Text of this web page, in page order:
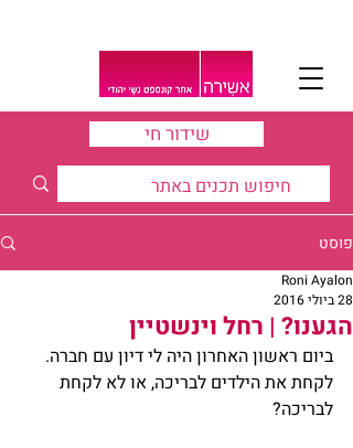
שידור חי
פוסט
הגענו? | רחל וינשטיין
Roni Ayalon
28 ביולי 2016
ביום ראשון האחרון היה לי דיון עם חברה.
לקחת את הילדים לבריכה, או לא לקחת
לבריכה?